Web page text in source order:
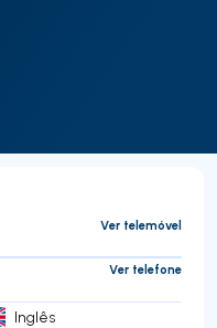
Ver telemóvel
Ver telefone
Inglês